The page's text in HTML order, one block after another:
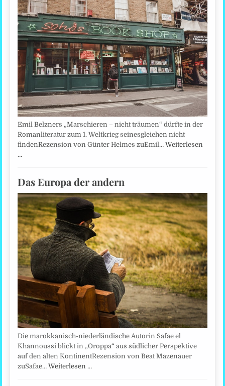
Emil Belzners „Marschieren – nicht träumen“ dürfte in der
Romanliteratur zum 1. Weltkrieg seinesgleichen nicht
findenRezension von Günter Helmes zuEmil…Weiterlesen
…
Das Europa der andern
Die marokkanisch-niederländische Autorin Safae el
Khannoussi blickt in „Oroppa“ aus südlicher Perspektive
auf den alten KontinentRezension von Beat Mazenauer
zuSafae…Weiterlesen …